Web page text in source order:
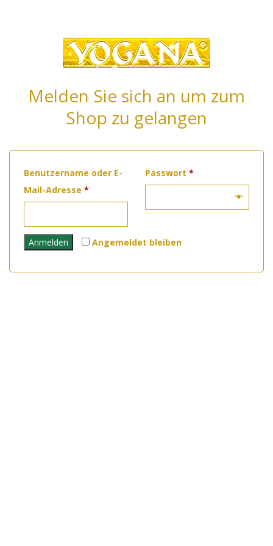
Melden Sie sich an um zum
Shop zu gelangen
Benutzername oder E-
Mail-Adresse *
Passwort*
Angemeldet bleiben
Anmelden